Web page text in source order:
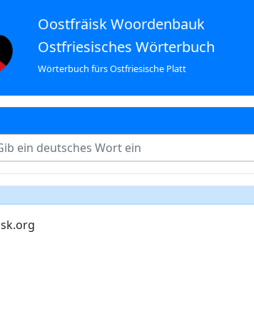
Oostfräisk Woordenbauk
Ostfriesisches Wörterbuch
Wörterbuch fürs Ostfriesische Platt